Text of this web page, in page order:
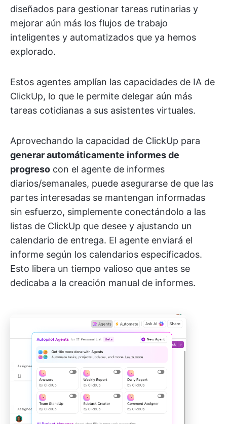
diseñados para gestionar tareas rutinarias y
mejorar aún más los flujos de trabajo
inteligentes y automatizados que ya hemos
explorado.
Estos agentes amplían las capacidades de IA de
ClickUp, lo que le permite delegar aún más
tareas cotidianas a sus asistentes virtuales.
Aprovechando la capacidad de ClickUp para
generar automáticamente informes de
progreso con el agente de informes
diarios/semanales, puede asegurarse de que las
partes interesadas se mantengan informadas
sin esfuerzo, simplemente conectándolo a las
listas de ClickUp que desee y ajustando un
calendario de entrega. El agente enviará el
informe según los calendarios especificados.
Esto libera un tiempo valioso que antes se
dedicaba a la creación manual de informes.